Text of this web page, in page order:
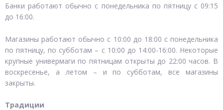
Банки работают обычно с понедельника по пятницу с 09:15
до 16:00.
Магазины работают обычно с 10:00 до 18:00 с понедельника
по пятницу, по субботам – с 10:00 до 14:00-16:00. Некоторые
крупные универмаги по пятницам открыты до 22:00 часов. В
воскресенье, а летом – и по субботам, все магазины
закрыты.
Традиции